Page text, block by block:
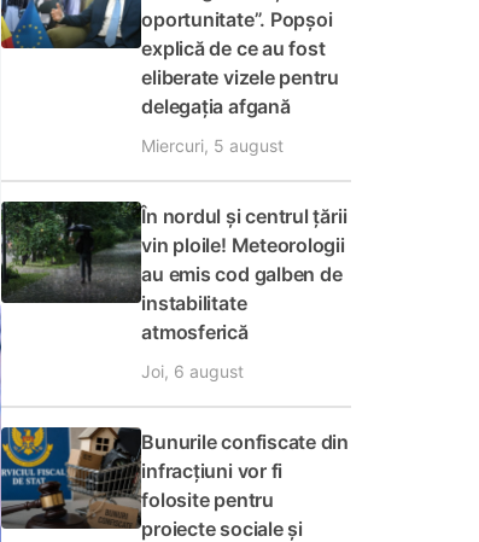
oportunitate”. Popșoi
explică de ce au fost
eliberate vizele pentru
delegația afgană
Miercuri, 5 august
În nordul și centrul țării
vin ploile! Meteorologii
au emis cod galben de
instabilitate
atmosferică
Joi, 6 august
Bunurile confiscate din
infracțiuni vor fi
folosite pentru
proiecte sociale și